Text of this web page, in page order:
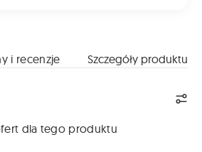
i recenzje Szczegóły produktu
dla tego produktu